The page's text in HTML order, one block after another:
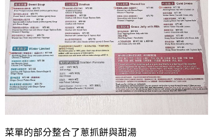
菜單的部分整合了蔥抓餅與甜湯